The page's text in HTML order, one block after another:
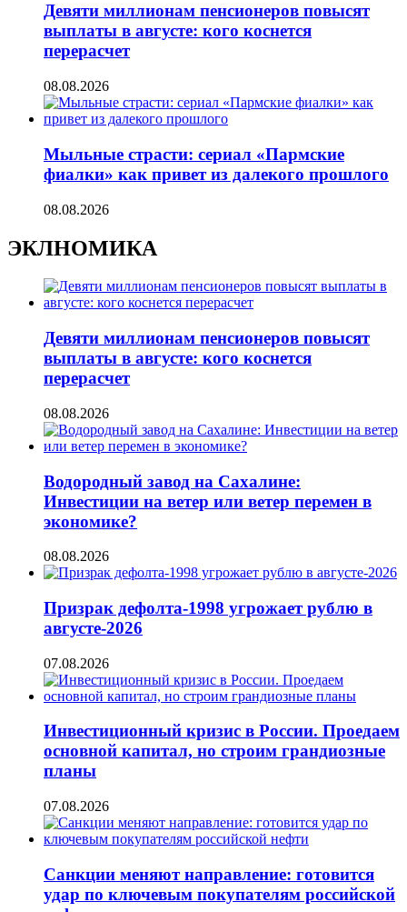
Девяти миллионам пенсионеров повысят
выплаты в августе: кого коснется
перерасчет
08.08.2026
Мыльные страсти: сериал «Пармские
фиалки» как привет из далекого прошлого
08.08.2026
ЭКЛНОМИКА
Девяти миллионам пенсионеров повысят
выплаты в августе: кого коснется
перерасчет
08.08.2026
Водородный завод на Сахалине:
Инвестиции на ветер или ветер перемен в
экономике?
08.08.2026
Призрак дефолта-1998 угрожает рублю в
августе-2026
07.08.2026
Инвестиционный кризис в России. Проедаем
основной капитал, но строим грандиозные
планы
07.08.2026
Санкции меняют направление: готовится
удар по ключевым покупателям российской